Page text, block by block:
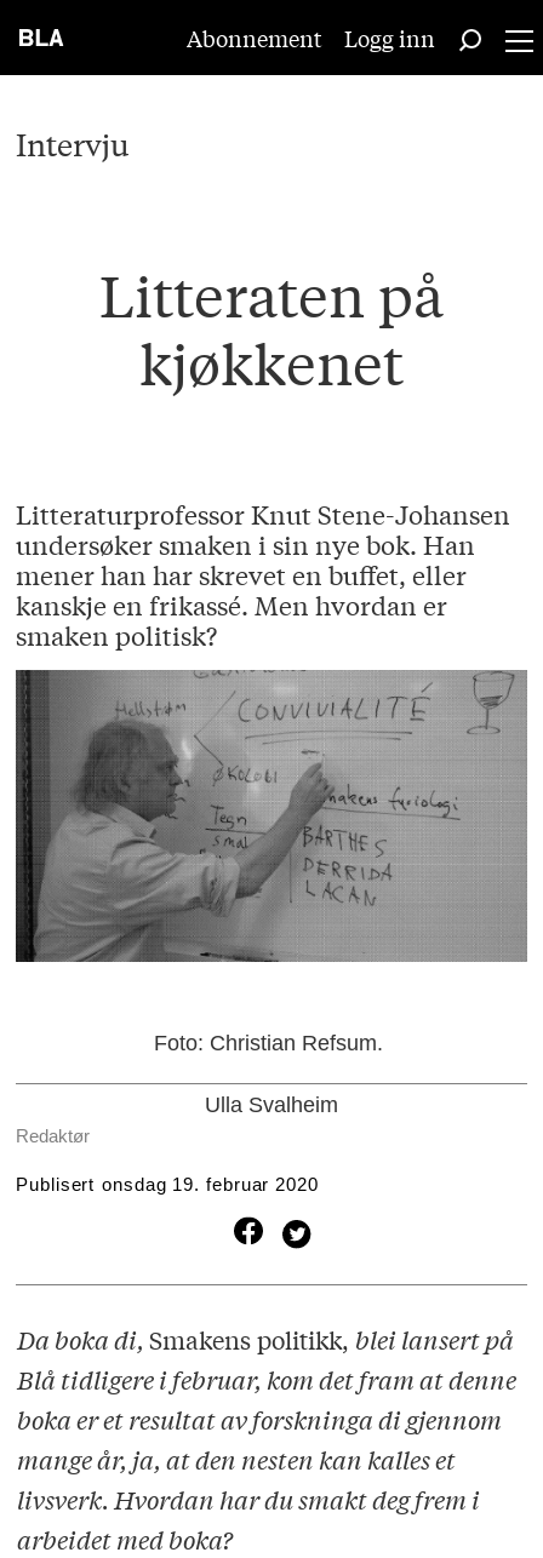
Abonnement Logg inn
Intervju
Litteraten på
kjøkkenet
Litteraturprofessor Knut Stene-Johansen
undersøker smaken i sin nye bok. Han
mener han har skrevet en buffet, eller
kanskje en frikassé. Men hvordan er
smaken politisk?
Foto: Christian Refsum.
Ulla Svalheim
Redaktør
Publisert onsdag 19. februar 2020
Da boka di, Smakens politikk, blei lansert på
Blå tidligere i februar, kom det fram at denne
boka er et resultat av forskninga di gjennom
mange år, ja, at den nesten kan kalles et
livsverk. Hvordan har du smakt deg frem i
arbeidet med boka?